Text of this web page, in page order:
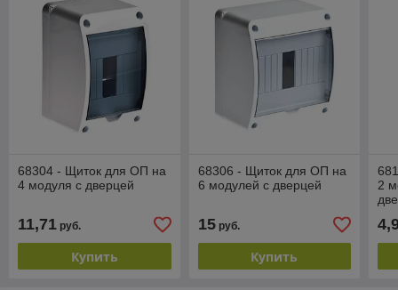
68304 - Щиток для ОП на
4 модуля с дверцей
11,71 руб.
Купить
68306 - Щиток для ОП на
6 модулей с дверцей
15руб.
Купить
2